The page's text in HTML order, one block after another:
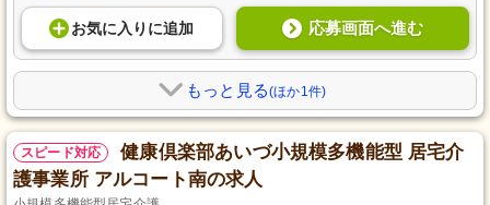
お気に入り に追加 応募画面へ進む
もっと見る(ほか1件)
スピード対応
健康倶楽部あいづ小規模多機能型 居宅介
護事業所 アルコート南の求人